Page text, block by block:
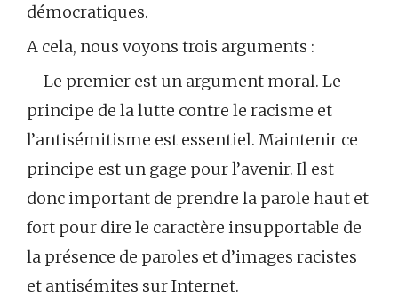
démocratiques.
A cela, nous voyons trois arguments :
– Le premier est un argument moral. Le
principe de la lutte contre le racisme et
l’antisémitisme est essentiel. Maintenir ce
principe est un gage pour l’avenir. Il est
donc important de prendre la parole haut et
fort pour dire le caractère insupportable de
la présence de paroles et d’images racistes
et antisémites sur Internet.